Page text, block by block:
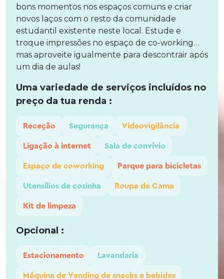
bons momentos nos espaços comuns e criar
novos laços com o resto da comunidade
estudantil existente neste local. Estude e
troque impressões no espaço de co-working…
mas aproveite igualmente para descontrair após
um dia de aulas!
Uma variedade de serviços incluídos no
preço da tua renda :
Receção Segurança
Videovigilância
Ligação à internet
Sala de convívio
Espaço de coworking
Parque para bicicletas
Utensílios de cozinha
Roupa de Cama
Kit de limpeza
Opcional :
Estacionamento
Lavandaria
Máquina de Vending de snacks e bebidas